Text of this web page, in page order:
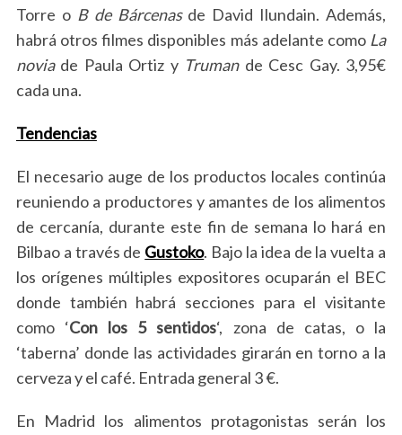
Torre o B de Bárcenas de David Ilundain. Además,
habrá otros filmes disponibles más adelante como La
novia de Paula Ortiz y Truman de Cesc Gay. 3,95€
cada una.
Tendencias
El necesario auge de los productos locales continúa
reuniendo a productores y amantes de los alimentos
de cercanía, durante este fin de semana lo hará en
Bilbao a través de Gustoko. Bajo la idea de la vuelta a
los orígenes múltiples expositores ocuparán el BEC
donde también habrá secciones para el visitante
como ‘Con los 5 sentidos‘, zona de catas, o la
‘taberna’ donde las actividades girarán en torno a la
cerveza y el café. Entrada general 3 €.
En Madrid los alimentos protagonistas serán los